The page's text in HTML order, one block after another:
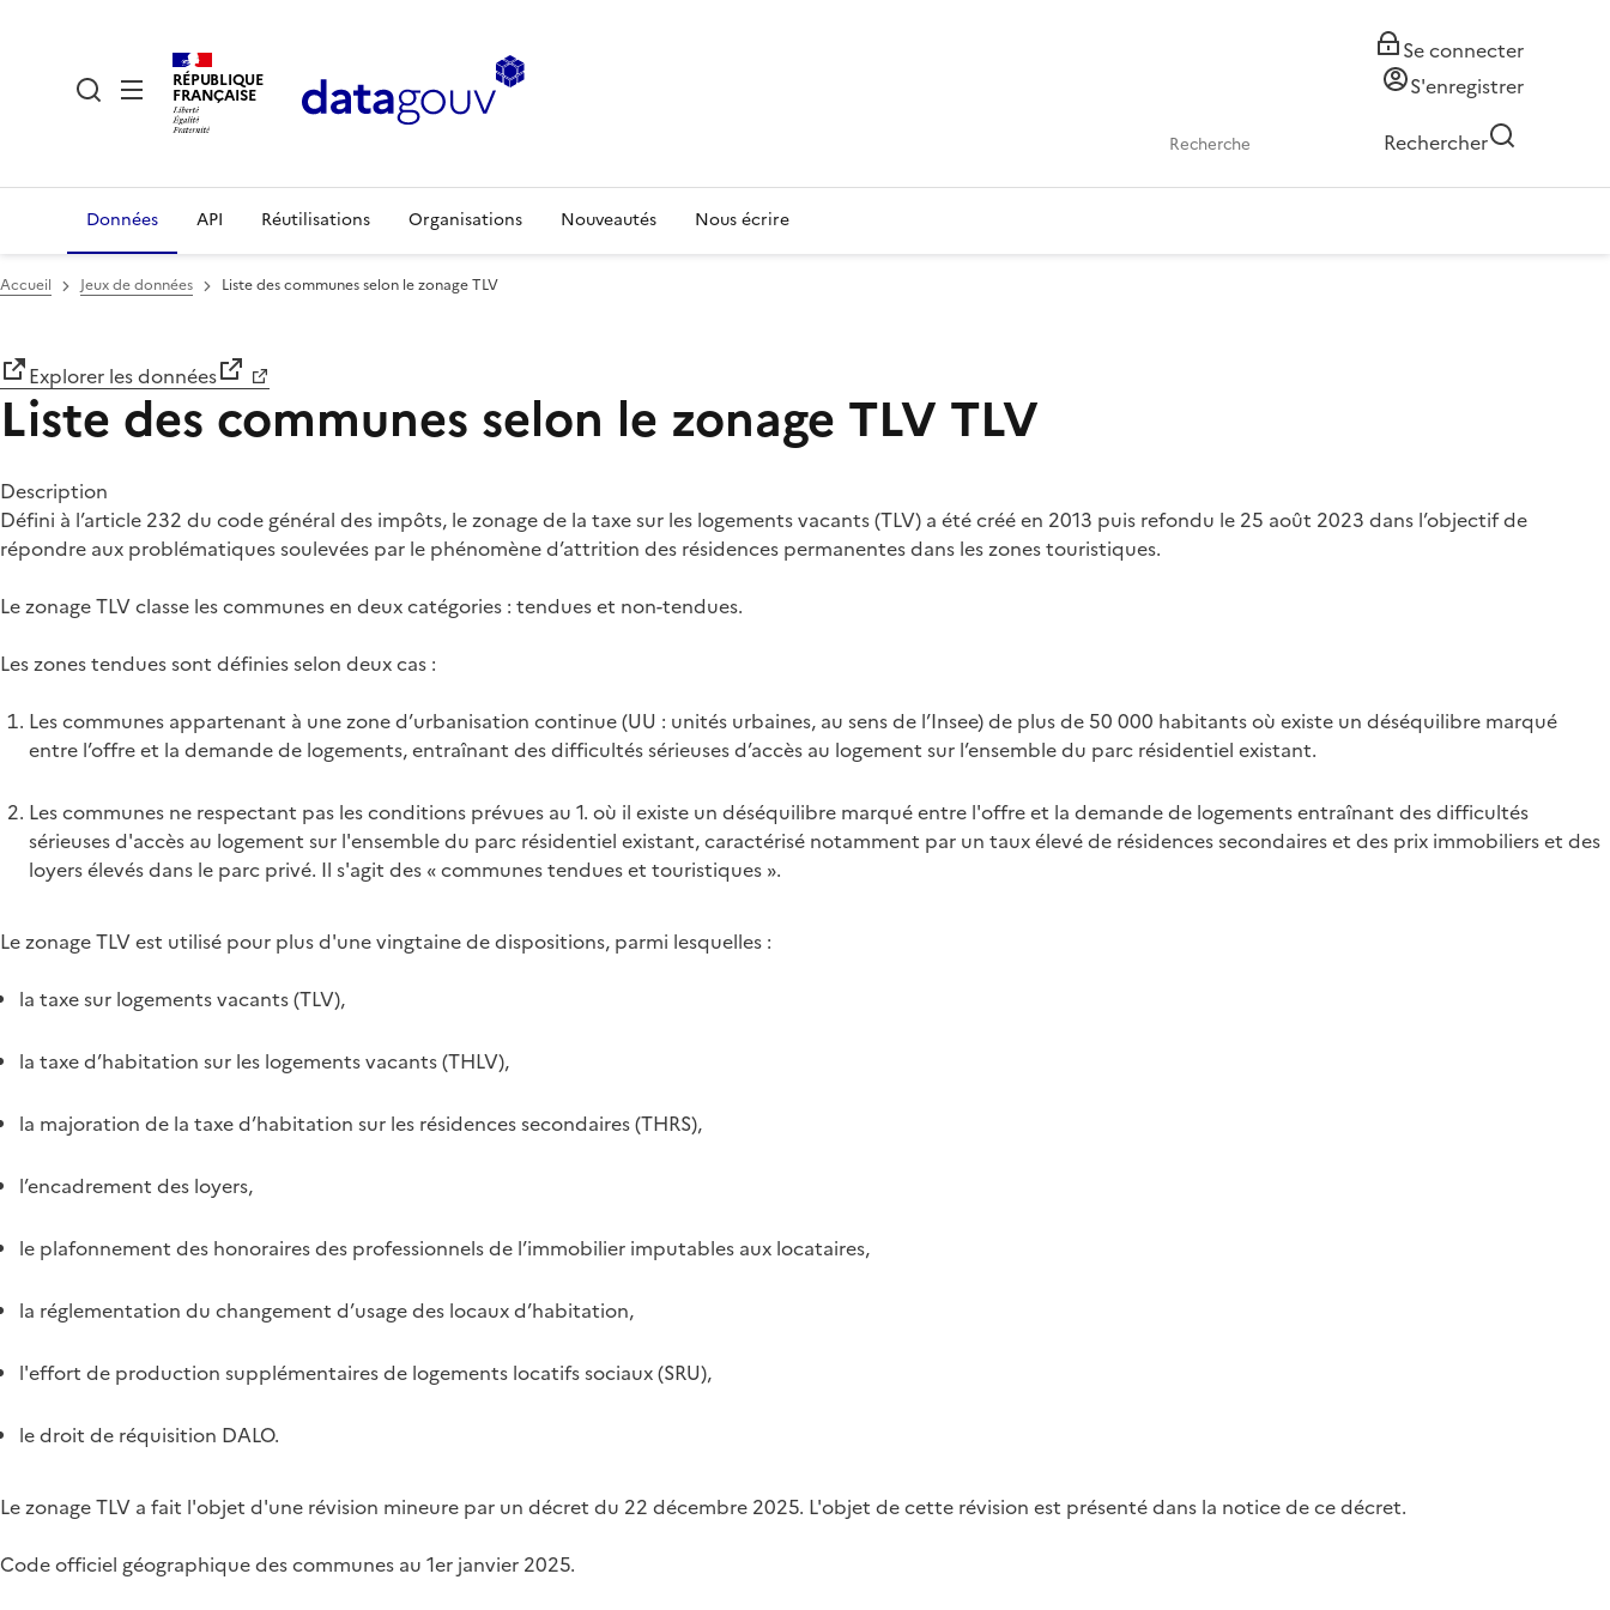
RÉPUBLIQUE
FRANÇAISE
Se connecter
S'enregistrer
Rechercher
Données API Réutilisations Organisations Nouveautés Nous écrire
Accueil Jeux de données Liste des communes selon le zonage TLV
Explorer les données
Liste des communes selon le zonage TLV TLV
Description
Défini à l’article 232 du code général des impôts, le zonage de la taxe sur les logements vacants (TLV) a été créé en 2013 puis refondu le 25 août 2023 dans l’objectif de
répondre aux problématiques soulevées par le phénomène d’attrition des résidences permanentes dans les zones touristiques.
Le zonage TLV classe les communes en deux catégories : tendues et non-tendues.
Les zones tendues sont définies selon deux cas :
Les communes appartenant à une zone d’urbanisation continue (UU : unités urbaines, au sens de l’Insee) de plus de 50 000 habitants où existe un déséquilibre marqué
entre l’offre et la demande de logements, entraînant des difficultés sérieuses d’accès au logement sur l’ensemble du parc résidentiel existant.
Les communes ne respectant pas les conditions prévues au 1. où il existe un déséquilibre marqué entre l'offre et la demande de logements entraînant des difficultés
sérieuses d'accès au logement sur l'ensemble du parc résidentiel existant, caractérisé notamment par un taux élevé de résidences secondaires et des prix immobiliers et des
loyers élevés dans le parc privé. Il s'agit des « communes tendues et touristiques ».
Le zonage TLV est utilisé pour plus d'une vingtaine de dispositions, parmi lesquelles :
la taxe sur logements vacants (TLV),
la taxe d’habitation sur les logements vacants (THLV),
la majoration de la taxe d’habitation sur les résidences secondaires (THRS),
l’encadrement des loyers,
le plafonnement des honoraires des professionnels de l’immobilier imputables aux locataires,
la réglementation du changement d’usage des locaux d’habitation,
l'effort de production supplémentaires de logements locatifs sociaux (SRU),
le droit de réquisition DALO.
Le zonage TLV a fait l'objet d'une révision mineure par un décret du 22 décembre 2025. L'objet de cette révision est présenté dans la notice de ce décret.
Code officiel géographique des communes au 1er janvier 2025.